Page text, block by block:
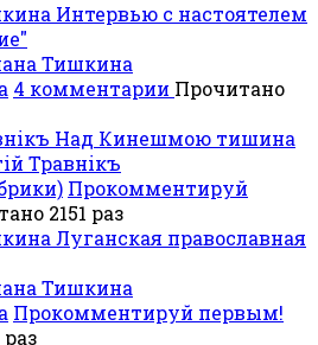
Интервью с настоятелем
Тишкина
4 комментарии Прочитано
Над Кинешмою тишина
Травнiкъ
Прокомментируй
2151 раз
Луганская православная
Тишкина
Прокомментируй первым!